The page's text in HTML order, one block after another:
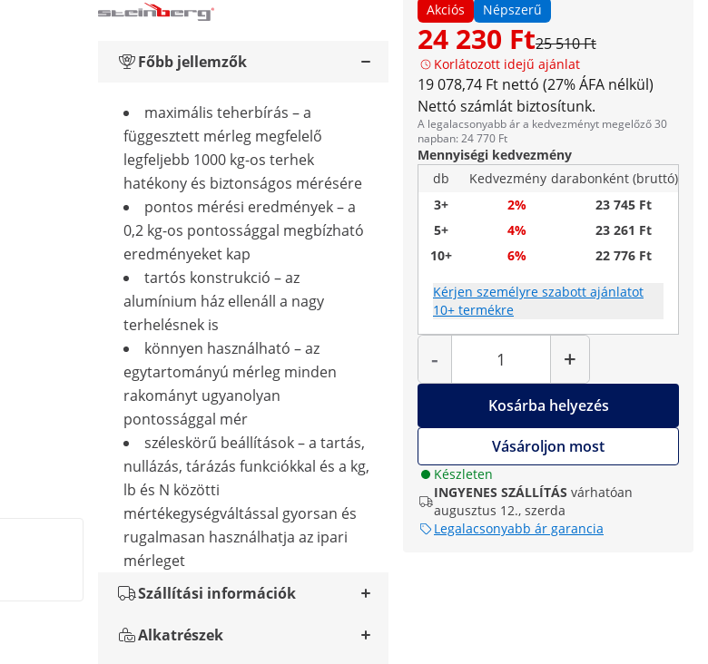
Akciós Népszerű
24 230 Ft25 510 Ft
Korlátozott idejű ajánlat
19 078,74 Ft nettó (27% ÁFA nélkül)
Nettó számlát biztosítunk.
A legalacsonyabb ár a kedvezményt megelőző 30
napban: 24 770 Ft
Mennyiségi kedvezmény
db
Kedvezmény darabonként (bruttó)
3+
2%
23 745 Ft
5+
4%
23 261 Ft
10+
6% 22 776 Ft
Kérjen személyre szabott ajánlatot
10+ termékre
-
Mennyiség
+
Kosárba helyezés
Vásároljon most
Készleten
INGYENES SZÁLLÍTÁS várhatóan
augusztus 12., szerda
Legalacsonyabb ár garancia
Főbb jellemzők
maximális teherbírás – a
függesztett mérleg megfelelő
legfeljebb 1000 kg-os terhek
hatékony és biztonságos mérésére
pontos mérési eredmények – a
0,2 kg-os pontossággal megbízható
eredményeket kap
tartós konstrukció – az
alumínium ház ellenáll a nagy
terhelésnek is
könnyen használható – az
egytartományú mérleg minden
rakományt ugyanolyan
pontossággal mér
széleskörű beállítások – a tartás,
nullázás, tárázás funkciókkal és a kg,
lb és N közötti
mértékegységváltással gyorsan és
rugalmasan használhatja az ipari
mérleget
Szállítási információk
Alkatrészek